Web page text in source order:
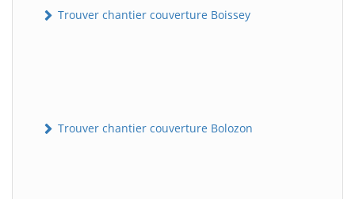
Trouver chantier couverture Boissey
Trouver chantier couverture Bolozon